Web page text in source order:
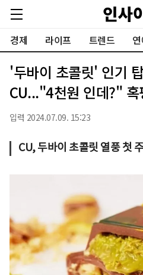
경제 라이프 트렌드
'두바이 초콜릿' 인기
CU..."4천원 인데?" 혹
입력 2024.07.09. 15:23
CU, 두바이 초콜릿 열풍 첫